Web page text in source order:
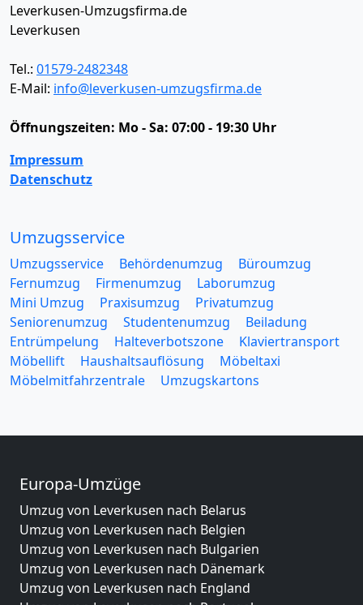
Leverkusen-Umzugsfirma.de
Leverkusen
Tel.: 01579-2482348
E-Mail: info@leverkusen-umzugsfirma.de
Öffnungszeiten: Mo - Sa: 07:00 - 19:30 Uhr
Impressum
Datenschutz
Umzugsservice
Umzugsservice Behördenumzug
Büroumzug
Fernumzug
Firmenumzug
Laborumzug
Mini Umzug
Praxisumzug
Privatumzug
Seniorenumzug
Studentenumzug
Beiladung
Entrümpelung
Halteverbotszone
Klaviertransport
Möbellift
Haushaltsauflösung
Möbeltaxi
Möbelmitfahrzentrale
Umzugskartons
Europa-Umzüge
Umzug von Leverkusen nach Belarus
Umzug von Leverkusen nach Belgien
Umzug von Leverkusen nach Bulgarien
Umzug von Leverkusen nach Dänemark
Umzug von Leverkusen nach England